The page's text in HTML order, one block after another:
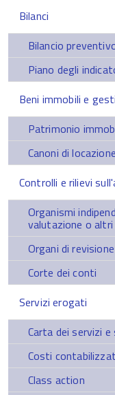
Bilanci
Bilancio
Piano degli
Beni immobili e
Patrimonio
Canoni di
Controlli e rilievi
Organismi
valutazione o
Organi di
Corte dei conti
Servizi erogati
Carta dei servizi
Costi
Class action